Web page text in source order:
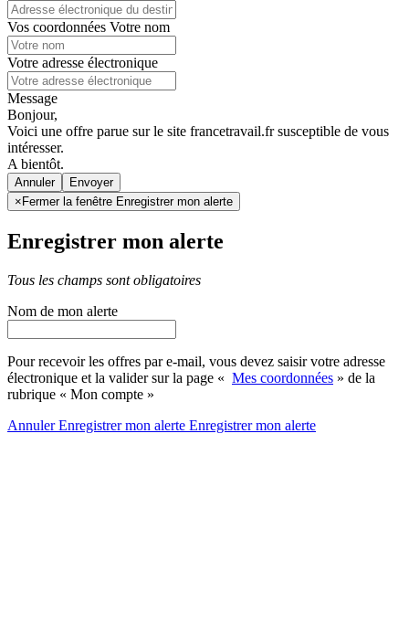
Vos coordonnées Votre nom
Votre adresse électronique
Message
Bonjour,
Voici une offre parue sur le site francetravail.fr susceptible de vous
intéresser.
A bientôt.
Annuler
× Fermer la fenêtre Enregistrer mon alerte
Enregistrer mon alerte
Tous les champs sont obligatoires
Nom de mon alerte
Pour recevoir les offres par e-mail, vous devez saisir votre adresse
électronique et la valider sur la page « Mes coordonnées » de la
rubrique « Mon compte »
AnnulerEnregistrer mon alerte Enregistrermon alerte